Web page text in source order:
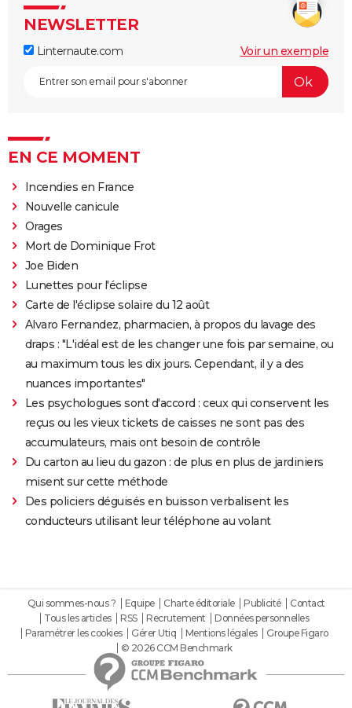
NEWSLETTER
Linternaute.com Voir un exemple
EN CE MOMENT
Incendies en France
Nouvelle canicule
Orages
Mort de Dominique Frot
Joe Biden
Lunettes pour l'éclipse
Carte de l'éclipse solaire du 12 août
Alvaro Fernandez, pharmacien, à propos du lavage des
draps : "L'idéal est de les changer une fois par semaine, ou
au maximum tous les dix jours. Cependant, il y a des
nuances importantes"
Les psychologues sont d'accord : ceux qui conservent les
reçus ou les vieux tickets de caisses ne sont pas des
accumulateurs, mais ont besoin de contrôle
Du carton au lieu du gazon : de plus en plus de jardiniers
misent sur cette méthode
Des policiers déguisés en buisson verbalisent les
conducteurs utilisant leur téléphone au volant
Qui sommes-nous ? Equipe Charte éditoriale Publicité
Contact
Tous les articles
RSS Recrutement
Données personnelles
Paramétrer les cookies
Gérer Utiq Mentions légales
Groupe Figaro
© 2026 CCM Benchmark